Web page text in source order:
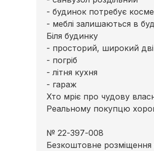
- будинок потребує
- меблі залишаються в
Біля будинку
- просторий, широкий
- погріб
- літня кухня
- гараж
Хто мріє про чудову
Реальному покупцю
№ 22-397-008
Безкоштовне